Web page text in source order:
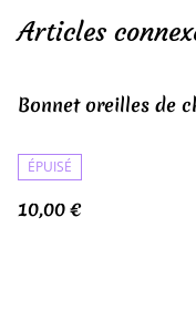
Articles
Bonnet oreilles de
ÉPUISÉ
10,00 €